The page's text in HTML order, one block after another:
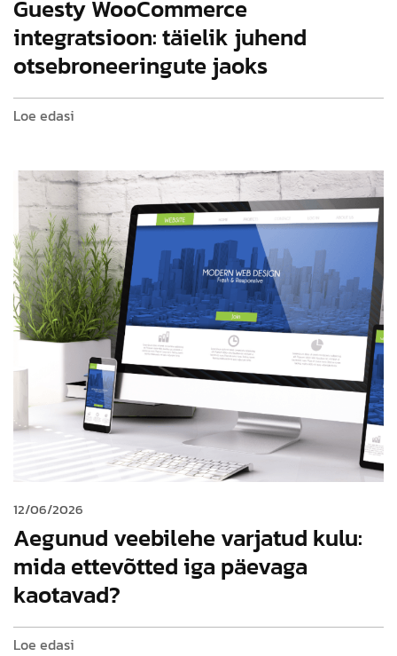
Guesty WooCommerce
integratsioon: täielik juhend
otsebroneeringute jaoks
Loe edasi
12/06/2026
Aegunud veebilehe varjatud kulu:
mida ettevõtted iga päevaga
kaotavad?
Loe edasi